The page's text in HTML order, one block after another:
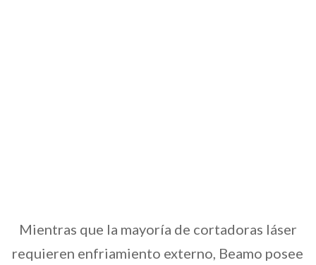
Mientras que la mayoría de cortadoras láser
requieren enfriamiento externo, Beamo posee